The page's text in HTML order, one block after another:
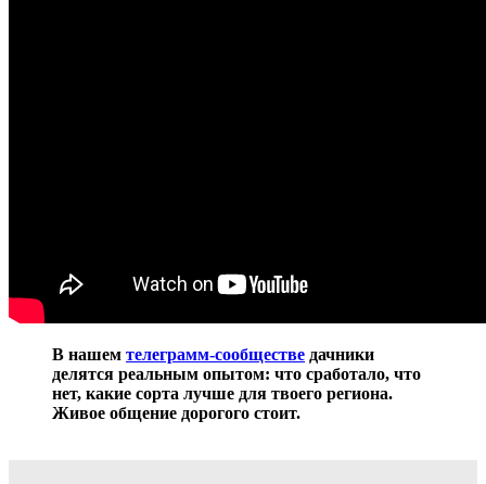
В нашем телеграмм-сообществе дачники
делятся реальным опытом: что сработало, что
нет, какие сорта лучше для твоего региона.
Живое общение дорогого стоит.